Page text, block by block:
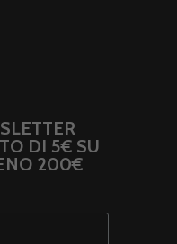
DI 5€ SU
200€